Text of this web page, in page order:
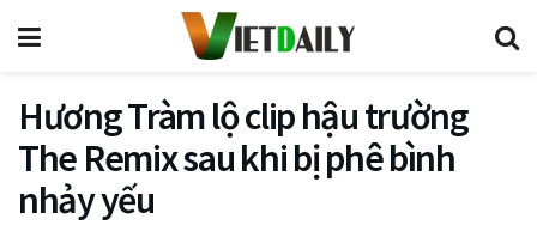
Hương Tràm lộ clip hậu trường
The Remix sau khi bị phê bình
nhảy yếu